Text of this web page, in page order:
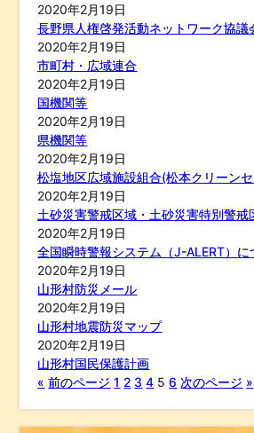
2020年2月19日
長野県人権啓発活動ネットワーク協議
2020年2月19日
市町村・広域連合
2020年2月19日
国機関等
2020年2月19日
県機関等
2020年2月19日
松塩地区広域施設組合(松本クリーン
2020年2月19日
土砂災害警戒区域・土砂災害特別警戒
2020年2月19日
全国瞬時警報システム（J-ALERT）に
2020年2月19日
山形村防災メール
2020年2月19日
山形村地震防災マップ
2020年2月19日
山形村国民保護計画
« 前のページ 1 2 3 4 56 次のページ »